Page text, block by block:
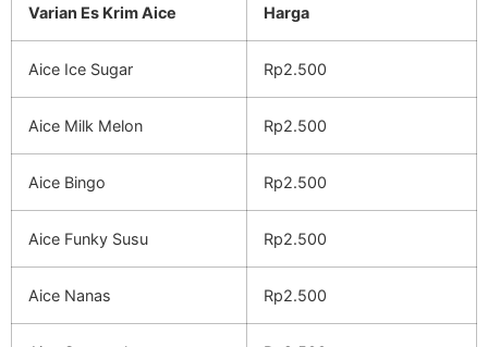
Varian Es Krim Aice Harga
Aice Ice Sugar Rp2.500
Aice Milk Melon Rp2.500
Aice Bingo Rp2.500
Aice Funky Susu Rp2.500
Aice Nanas Rp2.500